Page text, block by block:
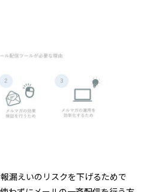
漏えいのリスクを下げるためで